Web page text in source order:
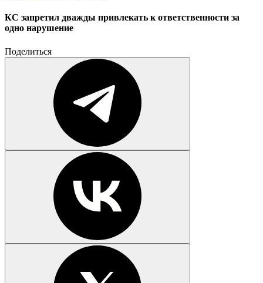
КС запретил дважды привлекать к ответственности за
одно нарушение
Поделиться